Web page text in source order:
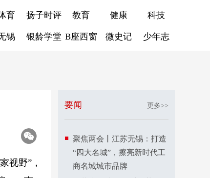
育 扬子时评 教育 健康 科技
锡 银龄学堂 B座西窗 微史记 少年志
视野”，
要闻 更多>>
聚焦两会丨江苏无锡：打造
“四大名城”，擦亮新时代工
商名城城市品牌